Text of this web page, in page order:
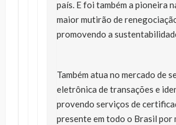
país. E foi também a pioneira
maior mutirão de
promovendo a
Também atua no mercado de
eletrônica de transações e
provendo serviços de
presente em todo o Brasil por